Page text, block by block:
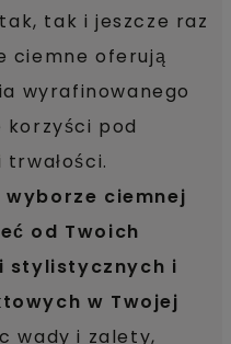
tak i jeszcze raz
ciemne oferują
wyrafinowanego
pod
ciemnej
od Twoich
stylistycznych i
w Twojej
wady i zalety,